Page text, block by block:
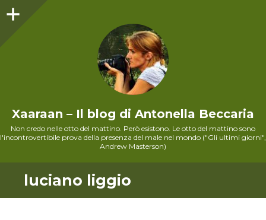
Xaaraan – Il blog di Antonella Beccaria
Non credo nelle otto del mattino. Però esistono. Le otto del mattino sono
l'incontrovertibile prova della presenza del male nel mondo ("Gli ultimi giorni",
Andrew Masterson)
luciano liggio